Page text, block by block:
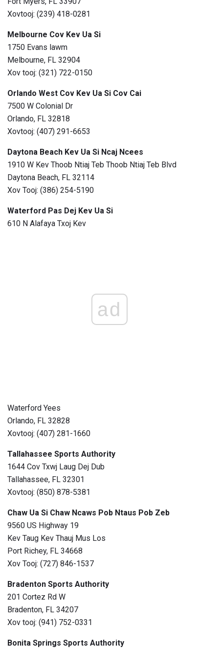
Xovtooj: (239) 418-0281
Melbourne Cov Kev Ua Si
1750 Evans lawm
Melbourne, FL 32904
Xov tooj: (321) 722-0150
Orlando West Cov Kev Ua Si Cov Cai
7500 W Colonial Dr
Orlando, FL 32818
Xovtooj: (407) 291-6653
Daytona Beach Kev Ua Si Ncaj Ncees
1910 W Kev Thoob Ntiaj Teb Thoob Ntiaj Teb Blvd
Daytona Beach, FL 32114
Xov Tooj: (386) 254-5190
Waterford Pas Dej Kev Ua Si
610 N Alafaya Txoj Kev
ad
Waterford Yees
Orlando, FL 32828
Xovtooj: (407) 281-1660
Tallahassee Sports Authority
1644 Cov Txwj Laug Dej Dub
Tallahassee, FL 32301
Xovtooj: (850) 878-5381
Chaw Ua Si Chaw Ncaws Pob Ntaus Pob Zeb
9560 US Highway 19
Kev Taug Kev Thauj Mus Los
Port Richey, FL 34668
Xov Tooj: (727) 846-1537
Bradenton Sports Authority
201 Cortez Rd W
Bradenton, FL 34207
Xov tooj: (941) 752-0331
Bonita Springs Sports Authority